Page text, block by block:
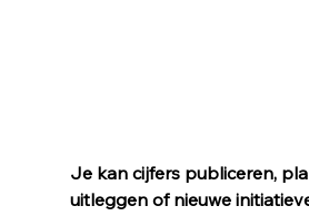
Je kan cijfers publiceren,
uitleggen of nieuwe